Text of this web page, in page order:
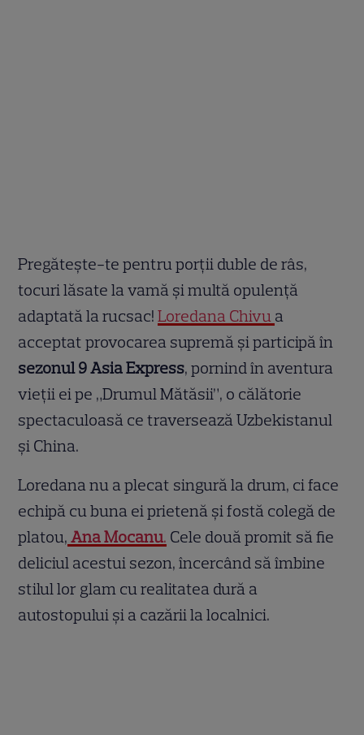
Pregătește-te pentru porții duble de râs,
tocuri lăsate la vamă și multă opulență
adaptată la rucsac!Loredana Chivu a
acceptat provocarea supremă și participă în
sezonul 9 Asia Express, pornind în aventura
vieții ei pe „Drumul Mătăsii”, o călătorie
spectaculoasă ce traversează Uzbekistanul
și China.
Loredana nu a plecat singură la drum, ci face
echipă cu buna ei prietenă și fostă colegă de
platou, Ana Mocanu. Cele două promit să fie
deliciul acestui sezon, încercând să îmbine
stilul lor glam cu realitatea dură a
autostopului și a cazării la localnici.